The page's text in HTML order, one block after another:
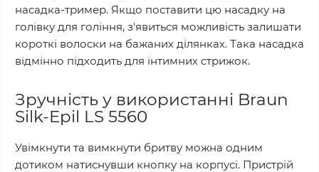
насадка-тример. Якщо поставити цю насадку на
голівку для гоління, з'явиться можливість залишати
короткі волоски на бажаних ділянках. Така насадка
відмінно підходить для інтимних стрижок.
Зручність у використанні Braun
Silk-Epil LS 5560
Увімкнути та вимкнути бритву можна одним
дотиком натиснувши кнопку на корпусі. Пристрій